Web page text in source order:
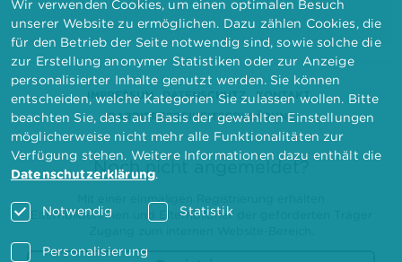
IMPRESSUM DATENSCHUTZ
KONTAKT
BARRIEREFREIHEITSERKLÄRUNG
Noch nicht angemeldet?
Elternbilderinnen und Elternbildner der geförderten Träger
Wir verwenden Cookies, um einen optimalen Besuch
unserer Website zu ermöglichen. Dazu zählen Cookies, die
für den Betrieb der Seite notwendig sind, sowie solche die
zur Erstellung anonymer Statistiken oder zur Anzeige
personalisierter Inhalte genutzt werden. Sie können
entscheiden, welche Kategorien Sie zulassen wollen. Bitte
beachten Sie, dass auf Basis der gewählten Einstellungen
möglicherweise nicht mehr alle Funktionalitäten zur
Verfügung stehen. Weitere Informationen dazu enthält die
Datenschutzerklärung.
Notwendig Statistik
Personalisierung